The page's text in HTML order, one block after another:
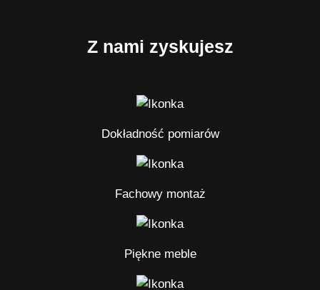
Z nami zyskujesz
Dokładność pomiarów
Fachowy montaż
Piękne meble